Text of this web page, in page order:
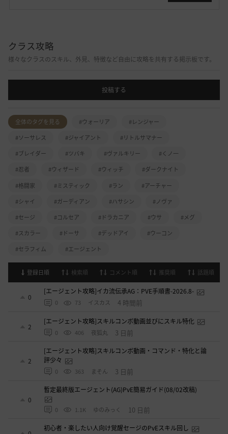
クラス攻略
様々なクラスのスキル、外見、特徴など自由に攻略を共有する掲示板です。
投稿する
全体のタグを見る #ウォーリア
#レンジャー
#ソーサレス
#ジャイアント
#リトルサマナー
#ブレイダー
#ツバキ #ヴァルキリー
#くノ一
#忍者
#ウィザード #ウィッチ
#ダークナイト
#格闘家
#ミスティック #ラン
#アーチャー
#シャイ
#ガーディアン #ハサシン
#ノヴァ
#セージ
#コルセア #ドラカニア #ウサ
#メグ
#スカラー
#ドーサ #デッドアイ
#ウーコン
#セラフィム
#エージェント
登録日順 検索順 コメント順 推奨順 話題順
0
[エージェント攻略]イカ流伝承AG：PVE手順書-2026.8-
0 73 イスカス 4 時間前
2
[エージェント攻略]スキルコンボ動画並びにスキル特化
0 406 夜狐丸 3 日前
2
[エージェント攻略]スキルコンボ動画・コマンド・特化と論
評少々
0 363 まそん 3 日前
0
暫定最終版エージェント(AG)PvE簡易ガイド(08/02改稿)
0 1.1K ゆのみっく 10 日前
初心者・楽したい人向け覚醒セージのPvEスキル回し